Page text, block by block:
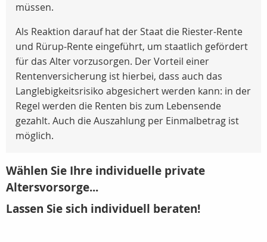
müssen.
Als Reaktion darauf hat der Staat die Riester-Rente
und Rürup-Rente eingeführt, um staatlich gefördert
für das Alter vorzusorgen. Der Vorteil einer
Rentenversicherung ist hierbei, dass auch das
Langlebigkeitsrisiko abgesichert werden kann: in der
Regel werden die Renten bis zum Lebensende
gezahlt. Auch die Auszahlung per Einmalbetrag ist
möglich.
Wählen Sie Ihre individuelle private
Altersvorsorge...
Lassen Sie sich individuell beraten!